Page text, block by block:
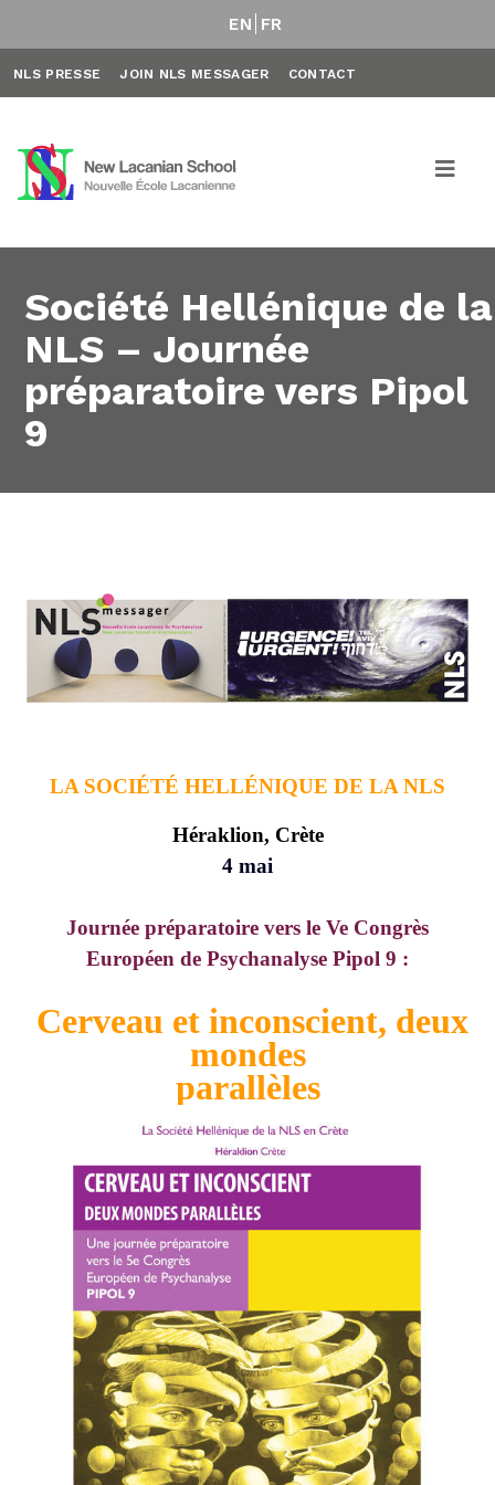
EN FR
NLS PRESSE JOIN NLS MESSAGER CONTACT
Société Hellénique de la
NLS – Journée
préparatoire vers Pipol
9
LA SOCIÉTÉ HELLÉNIQUE DE LA NLS
Héraklion, Crète
4 mai
Journée préparatoire vers le Ve Congrès
Européen de Psychanalyse Pipol 9 :
Cerveau et inconscient, deux
mondes
parallèles